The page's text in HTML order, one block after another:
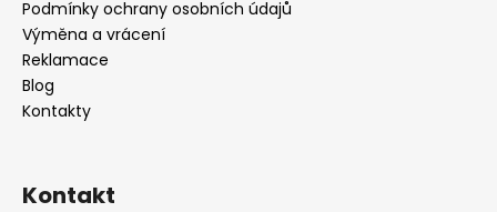
Podmínky ochrany osobních údajů
Výměna a vrácení
Reklamace
Blog
Kontakty
Kontakt